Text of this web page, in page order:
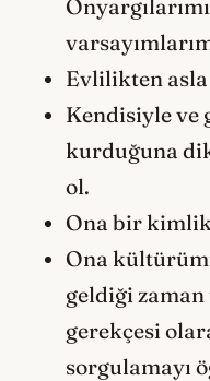
Evlilikten asla
Kendisiyle ve
kurduğuna
ol.
Ona bir
Ona
geldiği
gerekçesi
sorgulamayı